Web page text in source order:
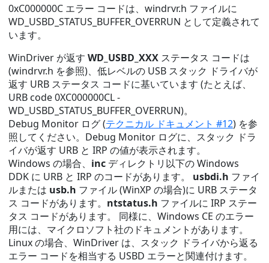
0xC000000C エラー コードは、windrvr.h ファイルに
WD_USBD_STATUS_BUFFER_OVERRUN として定義されて
います。
WinDriver が返す WD_USBD_XXX ステータス コードは
(windrvr.h を参照)、低レベルの USB スタック ドライバが
返す URB ステータス コードに基いています (たとえば、
URB code 0XC000000CL -
WD_USBD_STATUS_BUFFER_OVERRUN)。
Debug Monitor ログ (テクニカル ドキュメント #12) を参
照してください。Debug Monitor ログに、スタック ドラ
イバが返す URB と IRP の値が表示されます。
Windows の場合、 inc ディレクトリ以下の Windows
DDK に URB と IRP のコードがあります。 usbdi.h ファイ
ルまたは usb.h ファイル (WinXP の場合)に URB ステータ
ス コードがあります。 ntstatus.h ファイルに IRP ステー
タス コードがあります。 同様に、Windows CE のエラー
用には、マイクロソフト社のドキュメントがあります。
Linux の場合、WinDriver は、スタック ドライバから返る
エラー コードを相当する USBD エラーと関連付けます。